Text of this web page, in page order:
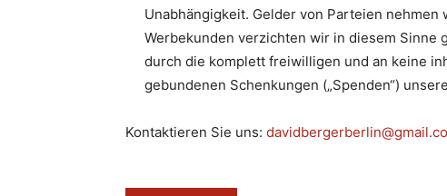
Unabhängigkeit. Gelder von Parteien
Werbekunden verzichten wir in diesem Sinne
durch die komplett freiwilligen und an keine
gebundenen Schenkungen („Spenden“)
Kontaktieren Sie uns: